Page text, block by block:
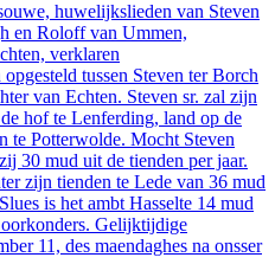
huwelijkslieden van Steven
en Roloff van Ummen,
verklaren
tussen Steven ter Borch
van Echten. Steven sr. zal zijn
hof te Lenferding, land op de
te Potterwolde. Mocht Steven
30 mud uit de tienden per jaar.
zijn tienden te Lede van 36 mud
is het ambt Hasselte 14 mud
Gelijktijdige
11, des maendaghes na onsser